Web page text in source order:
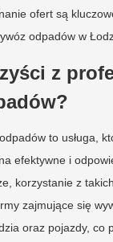
ofert są
odpadów w
z
to usługa,
efektywne i
korzystanie z
zajmujące się
oraz pojazdy, co